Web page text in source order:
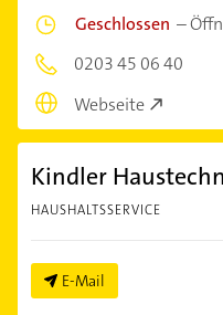
Geschlossen –
0203 45 06 40
Webseite
Kindler
HAUSHALTSSERVICE
E-Mail